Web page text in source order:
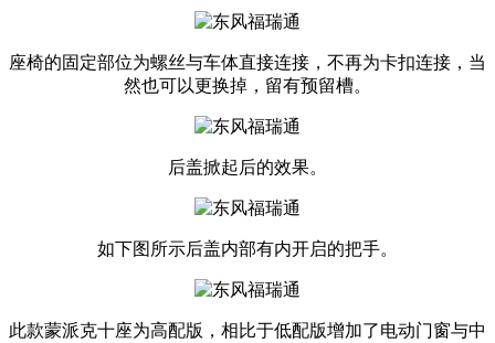
座椅的固定部位为螺丝与车体直接连接，不再为卡扣连接，当
然也可以更换掉，留有预留槽。
后盖掀起后的效果。
如下图所示后盖内部有内开启的把手。
此款蒙派克十座为高配版，相比于低配版增加了电动门窗与中